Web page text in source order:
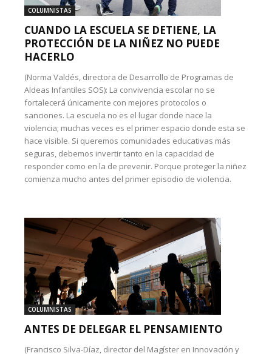
COLUMNISTAS
CUANDO LA ESCUELA SE DETIENE, LA
PROTECCIÓN DE LA NIÑEZ NO PUEDE
HACERLO
(Norma Valdés, directora de Desarrollo de Programas de
Aldeas Infantiles SOS): La convivencia escolar no se
fortalecerá únicamente con mejores protocolos o
sanciones. La escuela no es el lugar donde nace la
violencia; muchas veces es el primer espacio donde esta se
hace visible. Si queremos comunidades educativas más
seguras, debemos invertir tanto en la capacidad de
responder como en la de prevenir. Porque proteger la niñez
comienza mucho antes del primer episodio de violencia.
COLUMNISTAS
ANTES DE DELEGAR EL PENSAMIENTO
(Francisco Silva-Díaz, director del Magíster en Innovación y